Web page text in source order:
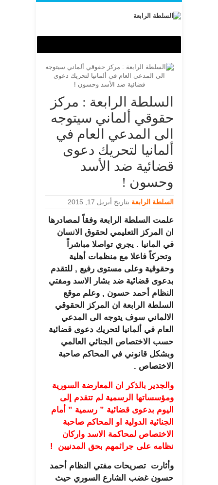
السلطة الرابعة : مركز
حقوقي ألماني سيتوجه
الى المدعي العام في
ألمانيا لتحريك دعوى
قضائية ضد الأسد
وحسون !
السلطة الرابعة بتاريخ أبريل 17, 2015
علمت السلطة الرابعة وفقاً لمصادرها
ان المركز التعليمي لحقوق الانسان
في المانيا . يجري تواصلا مباشراً
وتحركاً فاعلا مع منظمات أهلية
وحقوقية وعلى مستوى رفيع , للتقدم
بدعوى قضائية ضد بشار الاسد ومفتي
النظام أحمد حسون , وعلم موقع
السلطة الرابعة ان المركز الحقوقي
الالماني سوف يتوجه الى المدعي
العام في ألمانيا لتحريك دعوى قضائية
حسب الاختصاص الجنائي العالمي
وبشكل قانوني في المحاكم صاحبة
الاختصاص .
والجدير بالذكر ان المعارضة السورية
ومؤسساتها الرسمية لم تتقدم إلى
اليوم بدعوى قضائية ” رسمية ” أمام
الجنائية الدولية او المحاكم صاحبة
الاختصاص لمحاكمة الاسد واركان
نظامه على جرائمهم بحق المدنيين !
وأثارت تصريحات مفتي النظام أحمد
حسون غضب الشارع السوري حيث